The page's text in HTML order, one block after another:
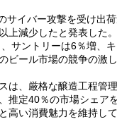
サイバー攻撃を受け出
上減少したと発表した
サントリーは6％増、
ール市場の競争の激
は、厳格な醸造工程管
推定40％の市場シェア
高い消費魅力を維持して